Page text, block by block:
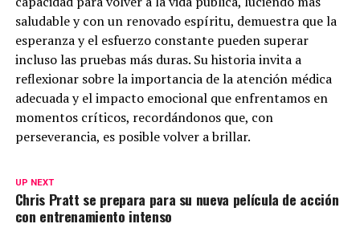
saludable y con un renovado espíritu, demuestra que la
esperanza y el esfuerzo constante pueden superar
incluso las pruebas más duras. Su historia invita a
reflexionar sobre la importancia de la atención médica
adecuada y el impacto emocional que enfrentamos en
momentos críticos, recordándonos que, con
perseverancia, es posible volver a brillar.
UP NEXT
Chris Pratt se prepara para su nueva película de acción
con entrenamiento intenso